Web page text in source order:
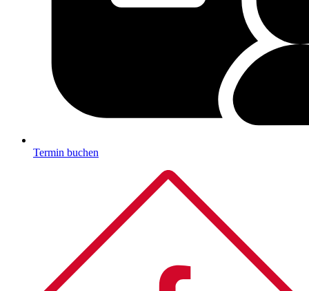
Termin buchen